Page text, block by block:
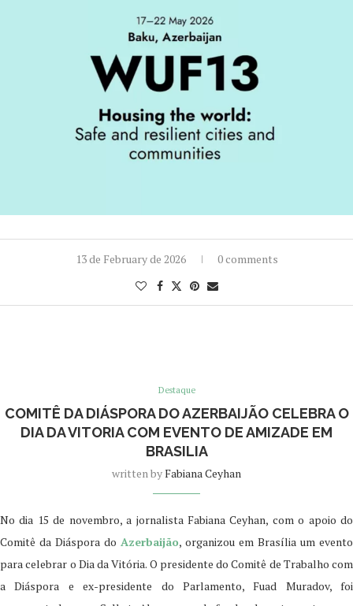
13 de February de 2026 0 comments
Destaque
COMITÊ DA DIÁSPORA DO AZERBAIJÃO CELEBRA O
DIA DA VITORIA COM EVENTO DE AMIZADE EM
BRASILIA
written byFabiana Ceyhan
No dia 15 de novembro, a jornalista Fabiana Ceyhan, com o apoio do
Comitê da Diáspora do Azerbaijão, organizou em Brasília um evento
para celebrar o Dia da Vitória. O presidente do Comitê de Trabalho com
a Diáspora e ex-presidente do Parlamento, Fuad Muradov, foi